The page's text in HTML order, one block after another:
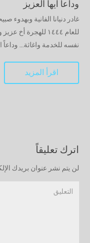
وداعاً ايها العزيز
للعام ١٤٤٤ للهجرة
نفسه للخدمة واغاثة... وداعاً ايها العزيز
اقرأ المزيد
اترك تعليقاً
لن يتم نشر عنوان بريدك